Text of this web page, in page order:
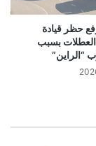
منسوب
حظر قيادة
بسبب
“الراين”